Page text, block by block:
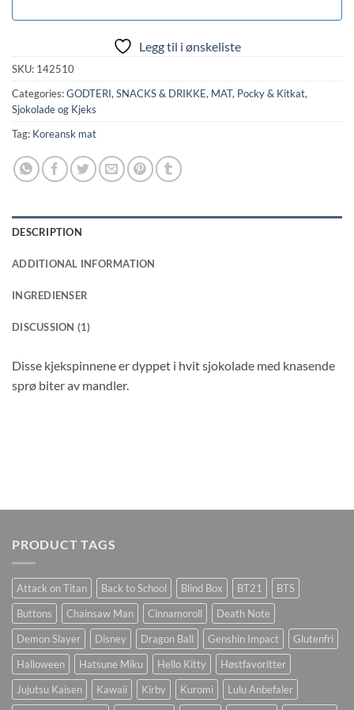
Legg til i ønskeliste
SKU: 142510
Categories:GODTERI, SNACKS & DRIKKE, MAT, Pocky & Kitkat,
Sjokolade og Kjeks
Tag: Koreansk mat
DESCRIPTION
ADDITIONAL INFORMATION
INGREDIENSER
DISCUSSION (1)
Disse kjekspinnene er dyppet i hvit sjokolade med knasende
sprø biter av mandler.
PRODUCT TAGS
Attack on Titan Back to School Blind Box BT21
BTS
Buttons
Chainsaw Man Cinnamoroll
Death Note
Demon Slayer
Disney Dragon Ball Genshin Impact
Glutenfri
Halloween
Hatsune Miku Hello Kitty
Høstfavoritter
Jujutsu Kaisen
Kawaii Kirby Kuromi
Lulu Anbefaler